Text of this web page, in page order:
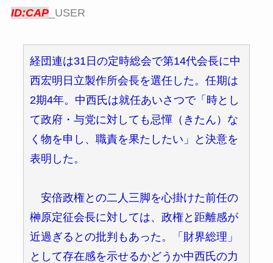
ID:CAP_USER
経団連は31日の定時総会で第14代会長に中
西宏明日立製作所会長を選任した。任期は
2期4年。中西氏は就任あいさつで「時とし
て政府・与党に対しても忌憚（きたん）な
く物を申し、職責を果たしたい」と決意を
表明した。
安倍政権との二人三脚を心掛けた前任の
榊原定征会長に対しては、政権と距離感が
近過ぎるとの批判もあった。「財界総理」
として存在感を示せるかどうか中西氏の力